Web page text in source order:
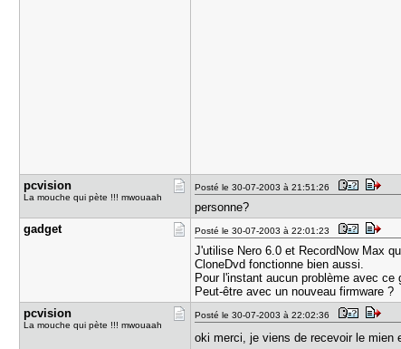
pcvision
La mouche qui pète !!! mwouaah
Posté le 30-07-2003 à 21:51:26
personne?
gadget
Posté le 30-07-2003 à 22:01:23
J'utilise Nero 6.0 et RecordNow Max
CloneDvd fonctionne bien aussi.
Pour l'instant aucun problème avec
Peut-être avec un nouveau firmware ?
pcvision
La mouche qui pète !!! mwouaah
Posté le 30-07-2003 à 22:02:36
oki merci, je viens de recevoir le